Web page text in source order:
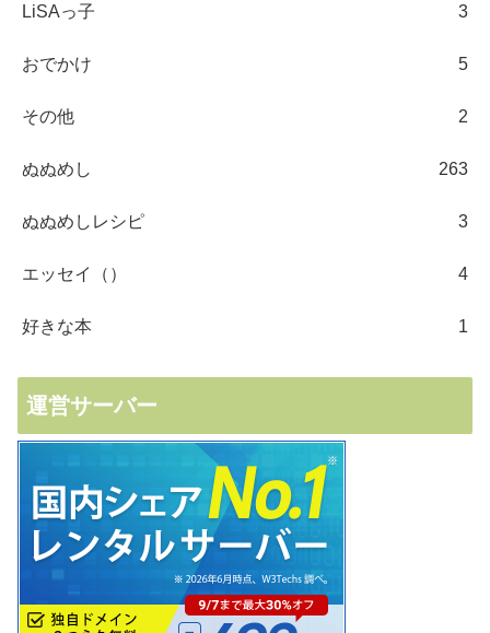
LiSAっ子 3
おでかけ 5
その他 2
ぬぬめし 263
ぬぬめしレシピ 3
エッセイ（） 4
好きな本 1
運営サーバー